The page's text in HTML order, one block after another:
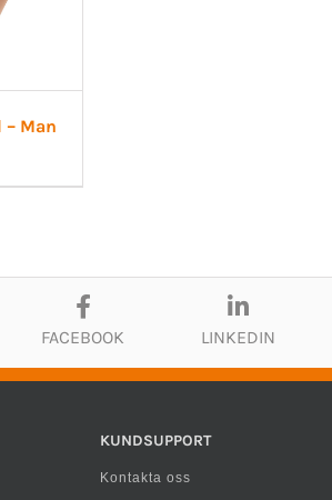
– Man
FACEBOOK LINKEDIN
KUNDSUPPORT
Kontakta oss